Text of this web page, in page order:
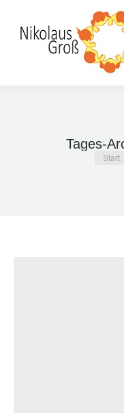
Tages-
Sie
Start